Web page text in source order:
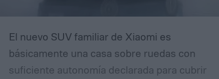
confundirla con la realidad.
El nuevo SUV familiar de Xiaomi es
básicamente una casa sobre ruedas con
suficiente autonomía declarada para cubrir